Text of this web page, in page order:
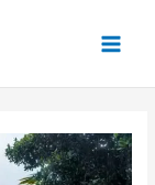
Main